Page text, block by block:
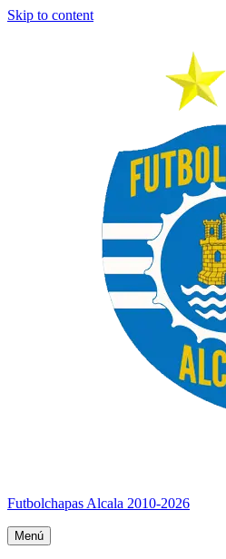
Skip to content
Futbolchapas Alcala 2010-2026
Menú